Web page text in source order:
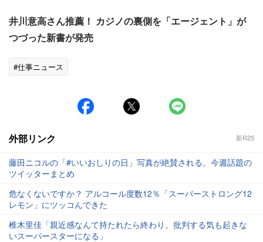
井川意高さん推薦！ カジノの裏側を「エージェント」が
つづった新書が発売
#仕事ニュース
外部リンク 新R25
藤田ニコルの「#いいおしりの日」写真が絶賛される。今週話題の
ツイッターまとめ
危なくないですか？ アルコール度数12％「スーパーストロング12
レモン」にツッコんできた
椎木里佳「親近感なんて持たれたら終わり。批判する気も起きな
いスーパースターになる」